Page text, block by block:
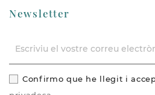
Newsletter
Confirmo que he llegit i